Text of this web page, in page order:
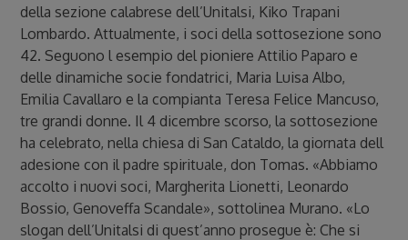
della sezione calabrese dell’Unitalsi, Kiko Trapani
Lombardo. Attualmente, i soci della sottosezione sono
42. Seguono l esempio del pioniere Attilio Paparo e
delle dinamiche socie fondatrici, Maria Luisa Albo,
Emilia Cavallaro e la compianta Teresa Felice Mancuso,
tre grandi donne. Il 4 dicembre scorso, la sottosezione
ha celebrato, nella chiesa di San Cataldo, la giornata dell
adesione con il padre spirituale, don Tomas. «Abbiamo
accolto i nuovi soci, Margherita Lionetti, Leonardo
Bossio, Genoveffa Scandale», sottolinea Murano. «Lo
slogan dell’Unitalsi di quest’anno prosegue è: Che si